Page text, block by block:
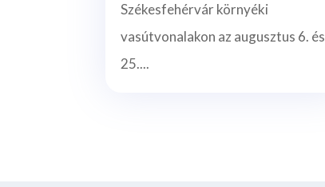
Székesfehérvár környéki
vasútvonalakon az augusztus 6. és
25....